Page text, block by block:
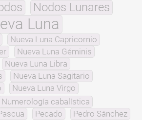
Nodos Lunares
Luna
Nueva Luna Capricornio
Nueva Luna Géminis
Nueva Luna Libra
Nueva Luna Sagitario
Nueva Luna Virgo
Numerología cabalística
Pecado
Pedro Sánchez